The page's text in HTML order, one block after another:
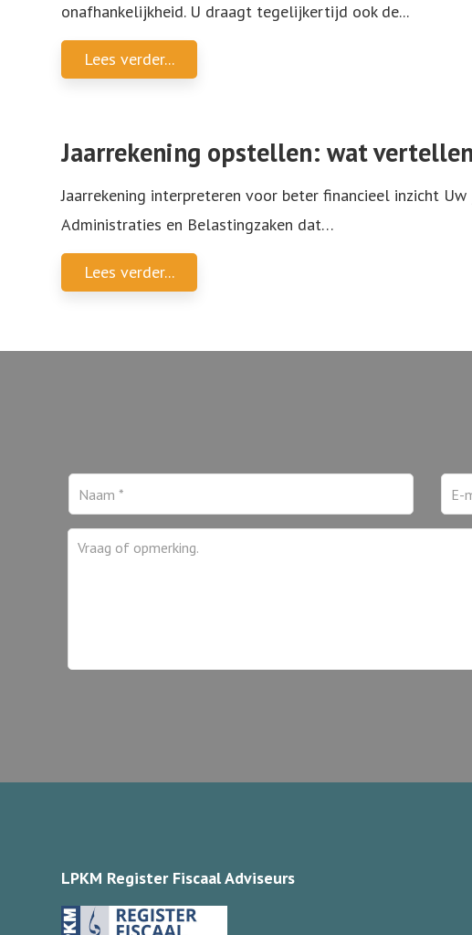
onafhankelijkheid. U draagt tegelijkertijd ook de...
Lees verder...
Jaarrekening opstellen: wat
Jaarrekening interpreteren voor beter financieel inzicht
Administraties en Belastingzaken dat…
Lees verder...
LPKM Register Fiscaal Adviseurs